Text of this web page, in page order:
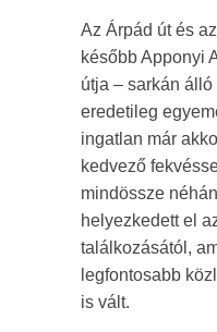
Az Árpád út és
később Apponyi
útja – sarkán
eredetileg
ingatlan már
kedvező
mindössze
helyezkedett el
találkozásától,
legfontosabb
is vált.